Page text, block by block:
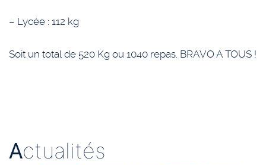
– Lycée : 112 kg
Soit un total de 520 Kg ou 1040 repas. BRAVO A TOUS !
Actualités